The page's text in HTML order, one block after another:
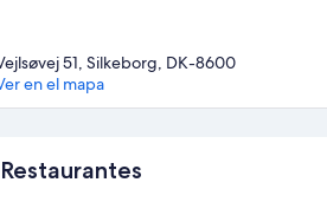
51, Silkeborg, DK-8600
en el mapa
Restaurantes